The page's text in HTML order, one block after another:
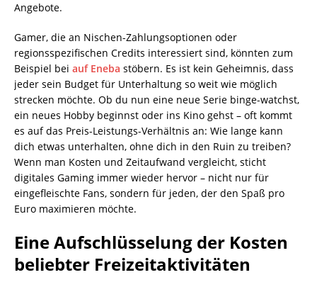
Angebote.
Gamer, die an Nischen-Zahlungsoptionen oder
regionsspezifischen Credits interessiert sind, könnten zum
Beispiel bei auf Eneba stöbern. Es ist kein Geheimnis, dass
jeder sein Budget für Unterhaltung so weit wie möglich
strecken möchte. Ob du nun eine neue Serie binge-watchst,
ein neues Hobby beginnst oder ins Kino gehst – oft kommt
es auf das Preis-Leistungs-Verhältnis an: Wie lange kann
dich etwas unterhalten, ohne dich in den Ruin zu treiben?
Wenn man Kosten und Zeitaufwand vergleicht, sticht
digitales Gaming immer wieder hervor – nicht nur für
eingefleischte Fans, sondern für jeden, der den Spaß pro
Euro maximieren möchte.
Eine Aufschlüsselung der Kosten
beliebter Freizeitaktivitäten